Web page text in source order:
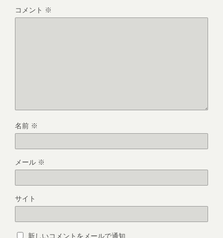
コメント ※
名前 ※
メール ※
サイト
新しいコメントをメールで通知